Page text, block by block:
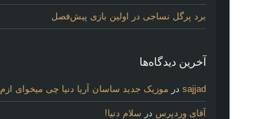
برد پرگل نساجی در اولین بازی پیش‌فصل
آخرین دیدگاه‌ها
sajjad در موزیک جدید ساسان آریا دنیا چی میخوای ازم
آقای وردپرس در سلام دنیا!